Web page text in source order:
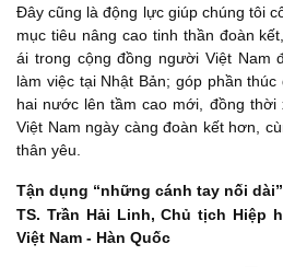
Đây cũng là động lực giúp chúng tôi
mục tiêu nâng cao tinh thần đoàn
ái trong cộng đồng người Việt Nam
làm việc tại Nhật Bản; góp phần
hai nước lên tầm cao mới, đồng
Việt Nam ngày càng đoàn kết hơn,
thân yêu.
Tận dụng “những cánh tay nối
TS. Trần Hải Linh, Chủ tịch Hiệp
Việt Nam - Hàn Quốc